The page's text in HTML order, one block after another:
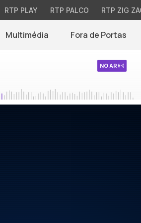
RTP PLAY RTP PALCO RTP ZIG
Multimédia Fora de Portas
NO AR